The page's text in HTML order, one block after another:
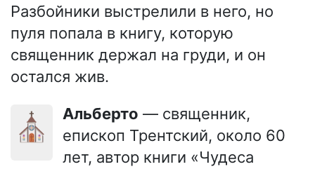
Разбойники выстрелили в него, но
пуля попала в книгу, которую
священник держал на груди, и он
остался жив.
⛪ Альберто — священник,
епископ Трентский, около 60
лет, автор книги «Чудеса